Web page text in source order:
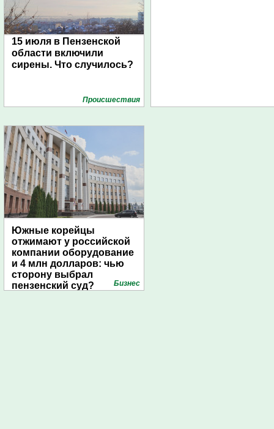
15 июля в Пензенской
области включили
сирены. Что случилось?
Проиcшествия
Южные корейцы
отжимают у российской
компании оборудование
и 4 млн долларов: чью
сторону выбрал
пензенский суд?
Бизнес